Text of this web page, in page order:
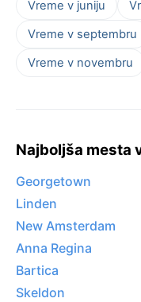
Vreme v juniju
Vreme v septembru
Vreme v novembru
Najboljša mesta
Georgetown
Linden
New Amsterdam
Anna Regina
Bartica
Skeldon